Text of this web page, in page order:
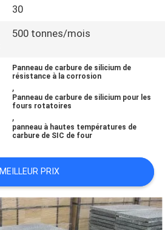
30
500 tonnes/mois
Panneau de carbure de silicium de
résistance à la corrosion
,
Panneau de carbure de silicium pour les
fours rotatoires
,
panneau à hautes températures de
carbure de SIC de four
MEILLEUR PRIX